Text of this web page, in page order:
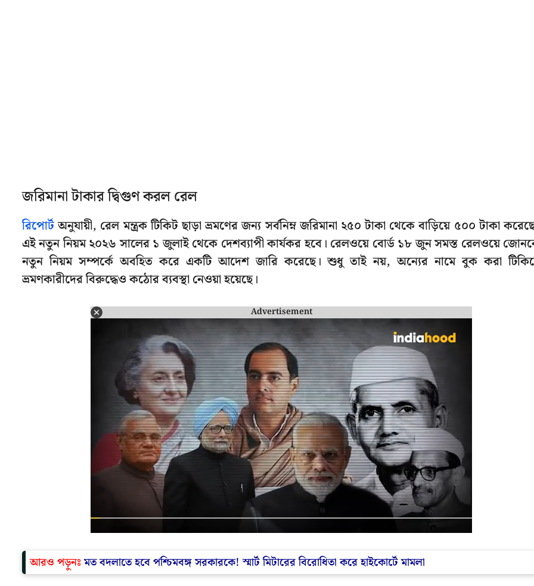
জরিমানা টাকার দ্বিগুণ করল রেল
রিপোর্টঅনুযায়ী, রেল মন্ত্রক টিকিট ছাড়া ভ্রমণের জন্য সর্বনিম্ন জরিমানা ২৫০ টাকা থেকে বাড়িয়ে ৫০০ টাকা
এই নতুন নিয়ম ২০২৬ সালের ১ জুলাই থেকে দেশব্যাপী কার্যকর হবে। রেলওয়ে বোর্ড ১৮ জুন সমস্ত রেলওয়ে
নতুন নিয়ম সম্পর্কে অবহিত করে একটি আদেশ জারি করেছে। শুধু তাই নয়, অন্যের নামে বুক করা
ভ্রমণকারীদের বিরুদ্ধেও কঠোর ব্যবস্থা নেওয়া হয়েছে।
Advertisement
আরও পড়ুনঃমত বদলাতে হবে পশ্চিমবঙ্গ সরকারকে! স্মার্ট মিটারের বিরোধিতা করে হাইকোর্টে মামলা